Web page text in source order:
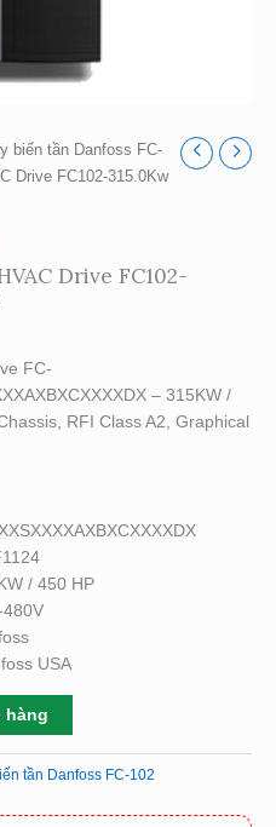
biến tần Danfoss FC-
Drive FC102-315.0Kw
Drive FC102-
FC-
– 315KW /
RFI Class A2, Graphical
/ 450 HP
USA
hàng
tần Danfoss FC-102